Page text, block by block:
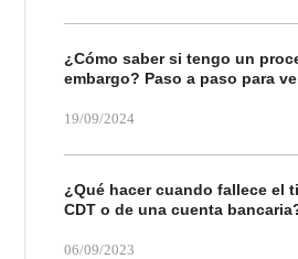
¿Cómo saber si tengo un
embargo? Paso a paso para
19/09/2024
¿Qué hacer cuando fallece el
CDT o de una cuenta
06/09/2023